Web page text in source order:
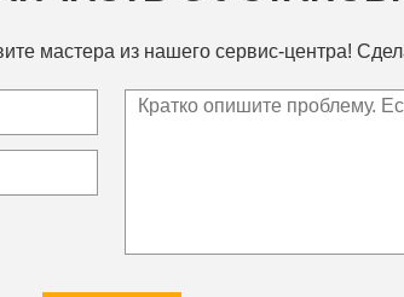
мастера из нашего сервис-центра!